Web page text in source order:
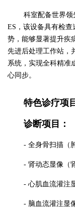
科室配备世界领
ES，该设备具有检
势，能够显著提升疾
先进后处理工作站，
系统，实现全科精准
心同步。
特色诊疗项目
诊断项目：
- 全身骨扫描（
- 肾动态显像（
- 心肌血流灌注
- 脑血流灌注显